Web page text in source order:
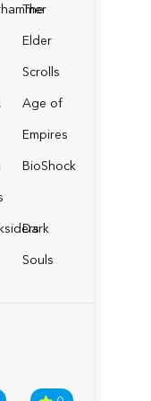
The
Elder
Scrolls
Age of
Empires
BioShock
Dark
Souls